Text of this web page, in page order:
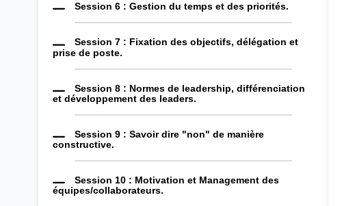
Session 6 :Gestion du temps et des priorités.
Session 7 : Fixation des objectifs, délégation et
prise de poste.
Session 8 : Normes de leadership, différenciation
et développement des leaders.
Session 9 :Savoir dire "non" de manière
constructive.
Session 10 : Motivation et Management des
équipes/collaborateurs.